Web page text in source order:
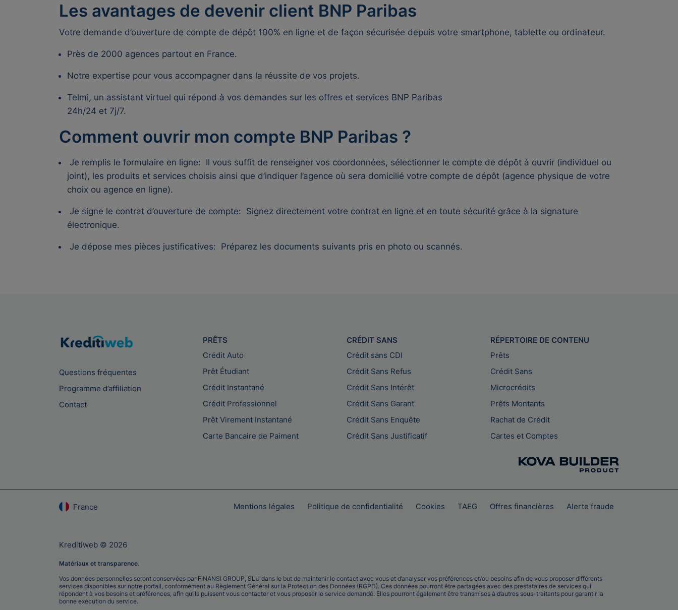
Les avantages de devenir client BNP Paribas
Votre demande d’ouverture de compte de dépôt 100% en ligne et de façon sécurisée depuis votre smartphone, tablette ou ordinateur.
Près de 2000 agences partout en France.
Notre expertise pour vous accompagner dans la réussite de vos projets.
Telmi, un assistant virtuel qui répond à vos demandes sur les offres et services BNP Paribas
24h/24 et 7j/7.
Comment ouvrir mon compte BNP Paribas ?
Je remplis le formulaire en ligne: Il vous suffit de renseigner vos coordonnées, sélectionner le compte de dépôt à ouvrir (individuel ou
joint), les produits et services choisis ainsi que d’indiquer l’agence où sera domicilié votre compte de dépôt (agence physique de votre
choix ou agence en ligne).
Je signe le contrat d’ouverture de compte: Signez directement votre contrat en ligne et en toute sécurité grâce à la signature
électronique.
Je dépose mes pièces justificatives: Préparez les documents suivants pris en photo ou scannés.
Questions fréquentes
Programme d’affiliation
Contact
PRÊTS
Crédit Auto
Prêt Étudiant
Crédit Instantané
Crédit Professionnel
Prêt Virement Instantané
Carte Bancaire de Paiment
CRÉDIT SANS
Crédit sans CDI
Crédit Sans Refus
Crédit Sans Intérêt
Crédit Sans Garant
Crédit Sans Enquête
Crédit Sans Justificatif
RÉPERTOIRE DE CONTENU
Prêts
Crédit Sans
Microcrédits
Prêts Montants
Rachat de Crédit
Cartes et Comptes
France Mentions légales Politique de confidentialité Cookies TAEG Offres financières Alerte fraude
Kreditiweb © 2026
Matériaux et transparence.
Vos données personnelles seront conservées par FINANSI GROUP, SLU dans le but de maintenir le contact avec vous et d’analyser vos préférences et/ou besoins afin de vous proposer différents
services disponibles sur notre portail, conformément au Règlement Général sur la Protection des Données (RGPD). Ces données pourront être partagées avec des prestataires de services qui
répondent à vos besoins et préférences, afin qu’ils puissent vous contacter et vous proposer le service demandé. Elles pourront également être transmises à d’autres sous-traitants pour garantir la
bonne exécution du service.